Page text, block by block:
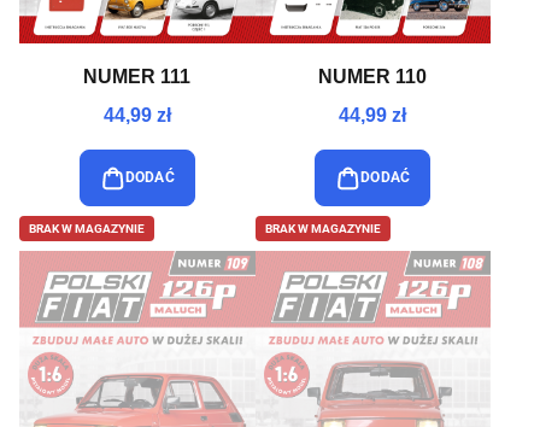
NUMER 111
44,99 zł
DODAĆ
NUMER 110
44,99 zł
DODAĆ
BRAK W MAGAZYNIE BRAK W MAGAZYNIE